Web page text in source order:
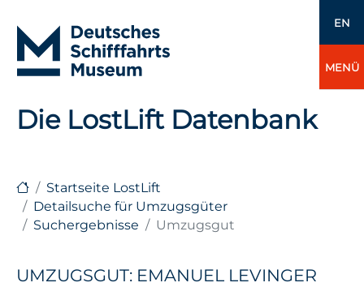
EN
MENÜ
Die LostLift Datenbank
Startseite LostLift
Detailsuche für Umzugsgüter
Suchergebnisse
Umzugsgut
UMZUGSGUT: EMANUEL LEVINGER